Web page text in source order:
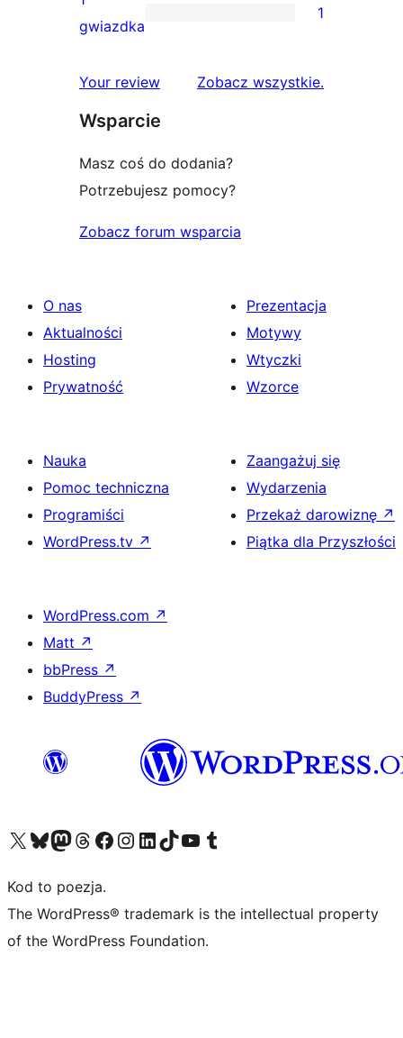
2-
1
1-
gwiazdka
1
Your review Zobacz wszystkierecenzje
.
Wsparcie
Masz coś do dodania?
Potrzebujesz pomocy?
Zobacz forum wsparcia
O nas
Aktualności
Hosting
Prywatność
Prezentacja
Motywy
Wtyczki
Wzorce
Nauka
Pomoc techniczna
Programiści
WordPress.tv ↗
Zaangażuj się
Wydarzenia
Przekaż darowiznę ↗
Piątka dla Przyszłości
WordPress.com ↗
Matt ↗
bbPress ↗
BuddyPress ↗
Odwiedź nasze konto X (dawniej Twitter)
Odwiedź nasze konto Bluesky
Odwiedź nasze konto na Mastodoncie
Odwiedź naszego Threadsa
Odwiedź naszego Facebooka
Odwiedź nasze konto na Instagramie
Odwiedź nasze konto na LinkedIn
Odwiedź naszego TikToka
Odwiedź nasz kanał YouTube
Odwiedź naszego Tumblra
Kod to poezja.
The WordPress® trademark is the intellectual property
of the WordPress Foundation.